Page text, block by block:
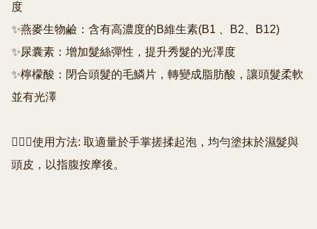
度
✨燕麥生物鹼：含有高濃度的B維生素(B1 、B2、B12)
✨尿囊素：增加髮絲彈性，提升秀髮的光澤度
✨檸檬酸：閉合頭髮的毛鱗片，轉變成脂肪酸，讓頭髮柔軟
並有光澤
🧖🏻‍♀️使用方法: 取適量於手掌搓揉起泡，均勻塗抹於濕髮與
頭皮，以指腹按摩後。